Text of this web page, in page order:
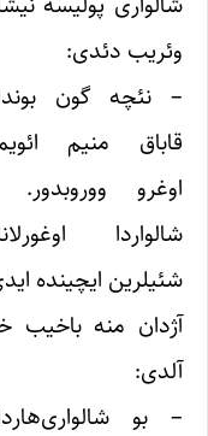
وئریب دئدی:
– نئچه گون بوندان
قاباق منیم ائویمی
اوغرو ووروبدور. بو
شالواردا اوغورلانان
شئیلرین ایچینده ایدی.
آژدان منه باخیب خبر
آلدی:
– بو شالواری‌هاردان